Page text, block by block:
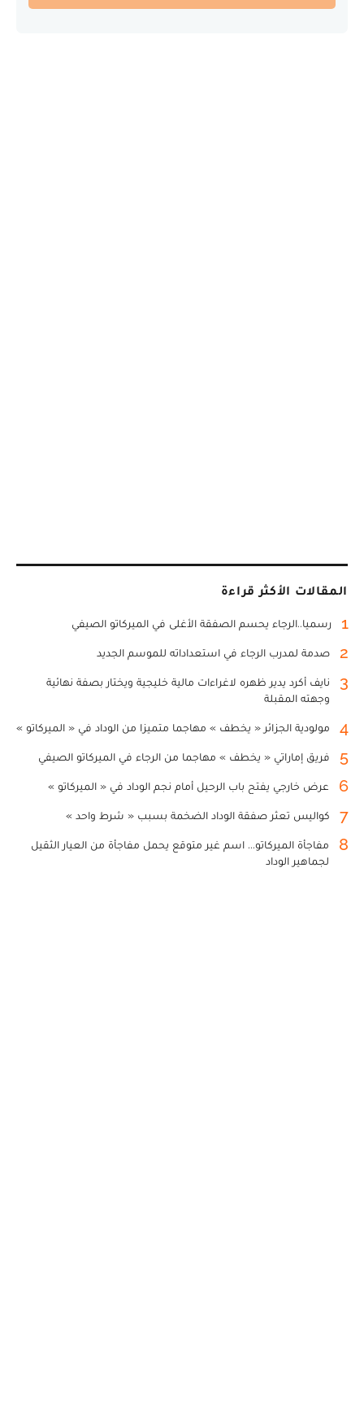
المقالات الأكثر قراءة
1 رسميا..الرجاء يحسم الصفقة الأغلى في الميركاتو الصيفي
2 صدمة لمدرب الرجاء في استعداداته للموسم الجديد
3
نايف أكرد يدير ظهره لاغراءات مالية خليجية ويختار بصفة نهائية
وجهته المقبلة
4 مولودية الجزائر « يخطف » مهاجما متميزا من الوداد في « الميركاتو »
5 فريق إماراتي « يخطف » مهاجما من الرجاء في الميركاتو الصيفي
6 عرض خارجي يفتح باب الرحيل أمام نجم الوداد في « الميركاتو »
7 كواليس تعثر صفقة الوداد الضخمة بسبب « شرط واحد »
8
مفاجأة الميركاتو... اسم غير متوقع يحمل مفاجأة من العيار الثقيل
لجماهير الوداد